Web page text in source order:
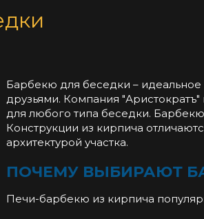
Барбекю для беседки –
друзьями. Компания
для любого типа беседки.
Конструкции из кирпича
архитектурой участка.
ПОЧЕМУ ВЫБИРАЮТ
Печи-барбекю из кирпича